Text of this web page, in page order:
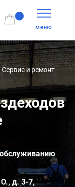
меню
Сервис и ремонт
д. 3-7,